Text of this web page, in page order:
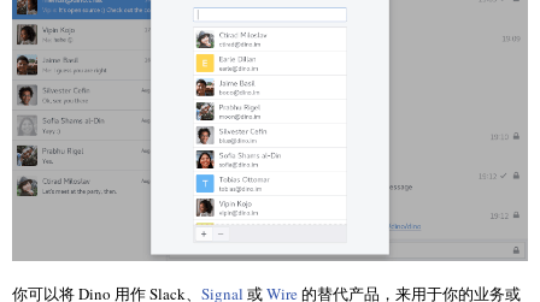
你可以将 Dino 用作 Slack、 Signal 或Wire的替代产品，来用于你的业务或